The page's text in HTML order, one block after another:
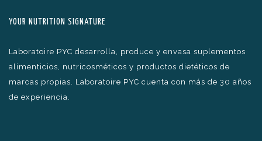
YOUR NUTRITION SIGNATURE
Laboratoire PYC desarrolla, produce y envasa suplementos
alimenticios, nutricosméticos y productos dietéticos de
marcas propias. Laboratoire PYC cuenta con más de 30 años
de experiencia.